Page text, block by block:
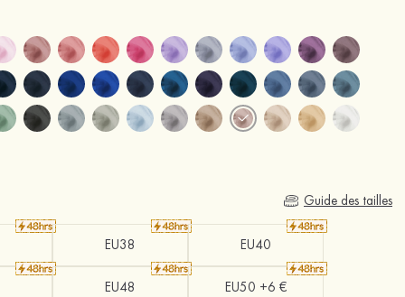
Guide des tailles
EU38 EU40
EU48 EU50 +6 €